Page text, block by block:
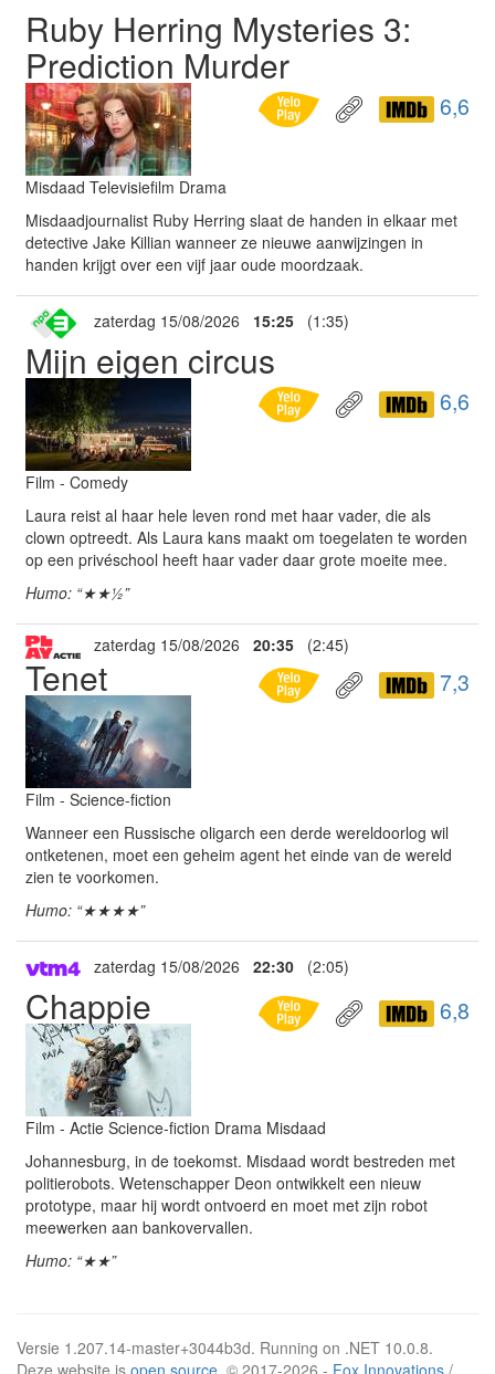
Ruby Herring Mysteries 3:
Prediction Murder
6,6
Misdaad Televisiefilm Drama
Misdaadjournalist Ruby Herring slaat de handen in elkaar met
detective Jake Killian wanneer ze nieuwe aanwijzingen in
handen krijgt over een vijf jaar oude moordzaak.
zaterdag 15/08/2026 15:25 (1:35)
Mijn eigen circus
6,6
Film - Comedy
Laura reist al haar hele leven rond met haar vader, die als
clown optreedt. Als Laura kans maakt om toegelaten te worden
op een privéschool heeft haar vader daar grote moeite mee.
Humo: “★★½”
zaterdag 15/08/2026 20:35 (2:45)
Tenet 7,3
Film - Science-fiction
Wanneer een Russische oligarch een derde wereldoorlog wil
ontketenen, moet een geheim agent het einde van de wereld
zien te voorkomen.
Humo: “★★★★”
zaterdag 15/08/2026 22:30 (2:05)
Chappie 6,8
Film - Actie Science-fiction Drama Misdaad
Johannesburg, in de toekomst. Misdaad wordt bestreden met
politierobots. Wetenschapper Deon ontwikkelt een nieuw
prototype, maar hij wordt ontvoerd en moet met zijn robot
meewerken aan bankovervallen.
Humo: “★★”
Versie 1.207.14-master+3044b3d. Running on .NET 10.0.8.
Deze website is open source . © 2017-2026 - Fox Innovations /